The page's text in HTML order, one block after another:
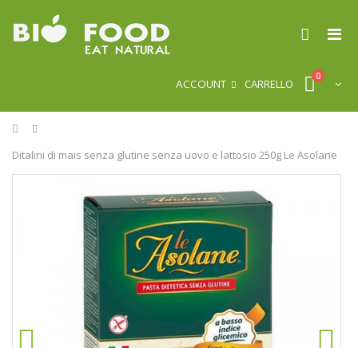
ACCOUNT CARRELLO
0
Home
Ditalini di mais senza glutine senza uovo e lattosio 250g Le Asolane